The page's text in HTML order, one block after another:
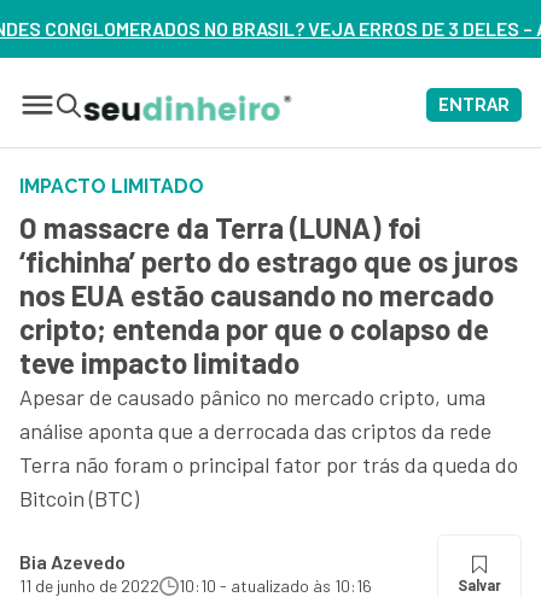
VEJA ERROS DE 3 DELES – ASSISTA AGORA
ENTRAR
IMPACTO LIMITADO
O massacre da Terra (LUNA) foi
‘fichinha’ perto do estrago que os juros
nos EUA estão causando no mercado
cripto; entenda por que o colapso de
teve impacto limitado
Apesar de causado pânico no mercado cripto, uma
análise aponta que a derrocada das criptos da rede
Terra não foram o principal fator por trás da queda do
Bitcoin (BTC)
Bia Azevedo
11 de junho de 2022 10:10 - atualizado às 10:16 Salvar